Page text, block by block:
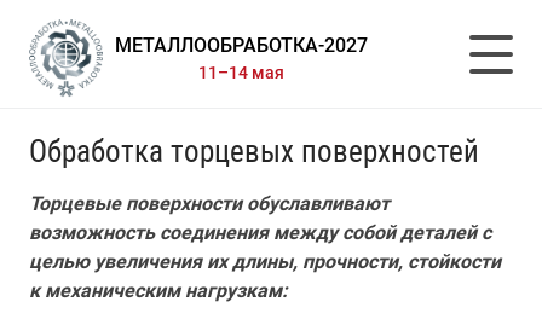
МЕТАЛЛООБРАБОТКА-2027
11–14 мая
Обработка торцевых поверхностей
Торцевые поверхности обуславливают
возможность соединения между собой деталей с
целью увеличения их длины, прочности, стойкости
к механическим нагрузкам: